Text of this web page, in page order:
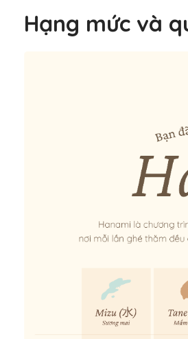
Hạng mức và